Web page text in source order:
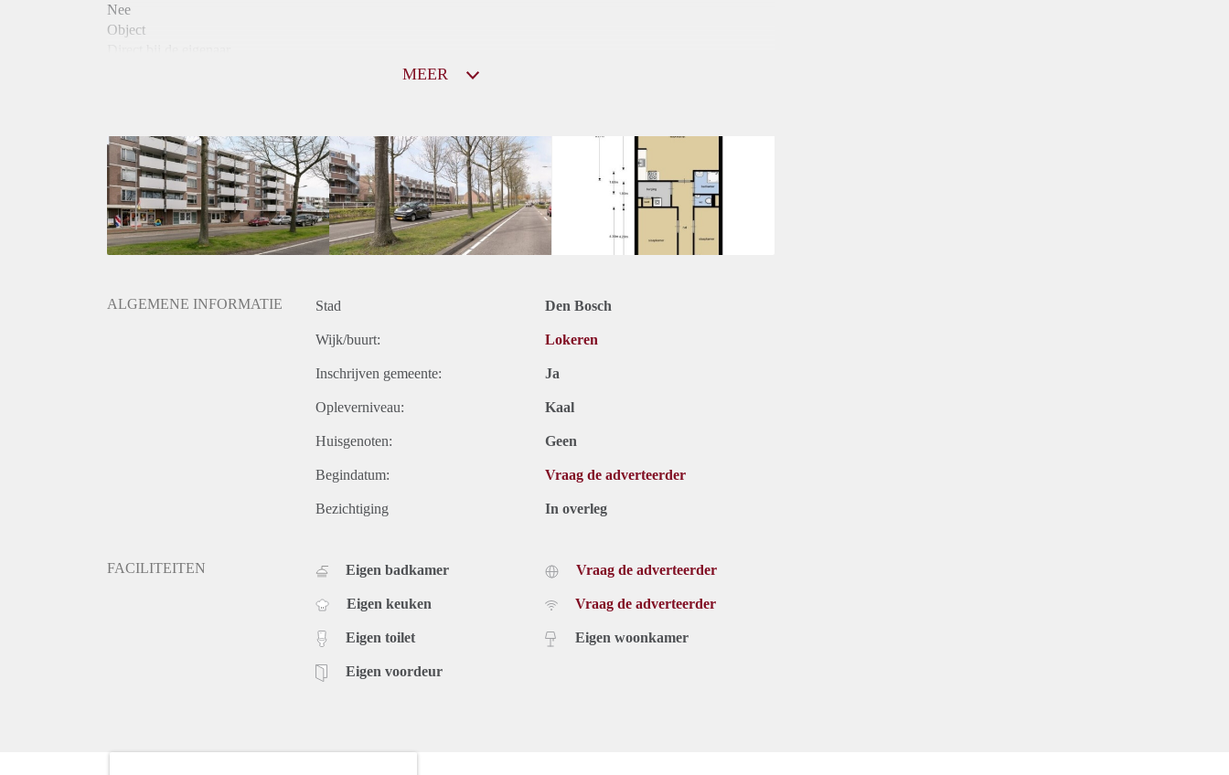
Nee
Object
Huurtoeslag
Niet mogelijk
Inkomen eis
3,1 X Maandhuur Bruto
Huurtermijn
Onbepaalde termijn
MEER
ALGEMENE INFORMATIE Stad Den Bosch
Wijk/buurt: Lokeren
Inschrijven gemeente: Ja
Opleverniveau: Kaal
Huisgenoten: Geen
Begindatum: Vraag de adverteerder
Bezichtiging In overleg
FACILITEITEN Eigen badkamer
Eigen keuken
Eigen toilet
Eigen voordeur
Vraag de adverteerder
Vraag de adverteerder
Eigen woonkamer